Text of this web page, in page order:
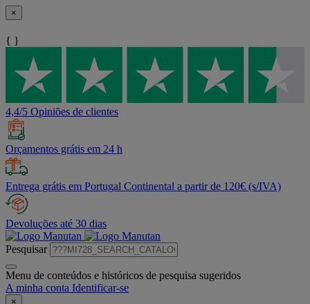
×
{ }
4,4/5 Opiniões de clientes
Orçamentos grátis em 24 h
Entrega grátis em Portugal Continental a partir de 120€ (s/IVA)
Devoluções até 30 dias
Pesquisar
Menu de conteúdos e históricos de pesquisa sugeridos
A minha conta Identificar-se
×